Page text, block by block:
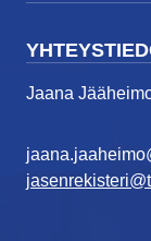
Jaana